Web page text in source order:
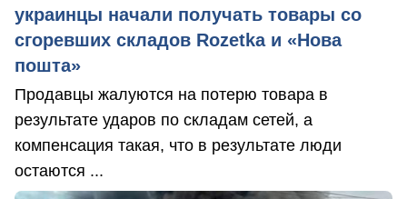
украинцы начали получать товары со
сгоревших складов Rozetka и «Нова
пошта»
Продавцы жалуются на потерю товара в
результате ударов по складам сетей, а
компенсация такая, что в результате люди
остаются ...